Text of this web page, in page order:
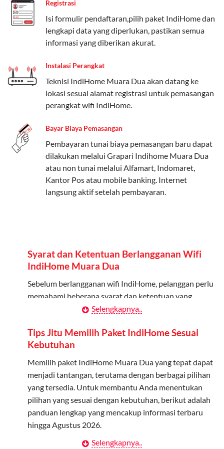
Paket Easy cocok untuk kebutuhan dasar, Paket
Complete untuk yang menginginkan fitur lengkap,
dan Paket Dynamic IP untuk pengguna yang
memprioritaskan kecepatan internet tinggi.
Paket Telkomsel One dengan Kuota Keluarga
Salah satu fitur unggulan Telkomsel One adalah Paket
Kuota Keluarga. Dengan kuota hingga 30 GB, Anda
bisa membagikan internet kepada anggota keluarga
atau teman tanpa perlu khawatir kehabisan kuota.
Berikut adalah detailnya:
Kuota Keluarga 30 GB
Kuota ini dapat digunakan secara bersama-sama oleh
Admin (pelanggan utama) dan anggota yang terdaftar.
Berlaku Nasional
untuk jaringan 2G, 3G, dan 4G.
Tidak Berlaku untuk Roaming
Kuota ini hanya bisa digunakan di dalam negeri.
Daftarkan Anggota: Admin dapat mendaftarkan anggota
melalui aplikasi MyTelkomsel atau website Telkomsel One.
Bagikan Kuota: Setelah terdaftar, anggota bisa langsung
menggunakan kuota keluarga.
Registrasi
Isi formulir pendaftaran,pilih paket IndiHome dan
lengkapi data yang diperlukan, pastikan semua
informasi yang diberikan akurat.
Instalasi Perangkat
Teknisi IndiHome Muara Dua akan datang ke
lokasi sesuai alamat registrasi untuk pemasangan
perangkat wifi IndiHome.
Bayar Biaya Pemasangan
Pembayaran tunai biaya pemasangan baru dapat
dilakukan melalui Grapari Indihome Muara Dua
atau non tunai melalui Alfamart, Indomaret,
Kantor Pos atau mobile banking. Internet
langsung aktif setelah pembayaran.
Syarat dan Ketentuan Berlangganan Wifi
IndiHome Muara Dua
Sebelum berlangganan wifi IndiHome, pelanggan perlu
memahami beberapa syarat dan ketentuan yang
Kontrak Berlangganan
Pelanggan harus menandatangani Kontrak
Berlangganan yang mencakup data pelanggan, jenis
layanan indihome Muara Dua yang dipilih, serta syarat
dan ketentuan yang berlaku. Kontrak ini dapat diubah
atau ditambah sesuai kebutuhan.
Biaya Pasang Baru (PSB)
Selengkapnya..
Tips Jitu Memilih Paket IndiHome Sesuai
Kebutuhan
Memilih paket IndiHome Muara Dua yang tepat dapat
menjadi tantangan, terutama dengan berbagai pilihan
yang tersedia. Untuk membantu Anda menentukan
pilihan yang sesuai dengan kebutuhan, berikut adalah
panduan lengkap yang mencakup informasi terbaru
hingga Agustus 2026.
Selengkapnya..